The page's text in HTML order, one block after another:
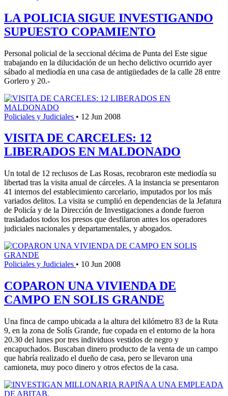
LA POLICIA SIGUE INVESTIGANDO
SUPUESTO COPAMIENTO
Personal policial de la seccional décima de Punta del Este sigue
trabajando en la dilucidación de un hecho delictivo ocurrido ayer
sábado al mediodía en una casa de antigüedades de la calle 28 entre
Gorlero y 20.-
Policiales y Judiciales • 12 Jun 2008
VISITA DE CARCELES: 12
LIBERADOS EN MALDONADO
Un total de 12 reclusos de Las Rosas, recobraron este mediodía su
libertad tras la visita anual de cárceles. A la instancia se presentaron
41 internos del establecimiento carcelario, imputados por los más
variados delitos. La visita se cumplió en dependencias de la Jefatura
de Policía y de la Dirección de Investigaciones a donde fueron
trasladados todos los presos que desfilaron antes los operadores
judiciales nacionales y departamentales, y abogados.
Policiales y Judiciales • 10 Jun 2008
COPARON UNA VIVIENDA DE
CAMPO EN SOLIS GRANDE
Una finca de campo ubicada a la altura del kilómetro 83 de la Ruta
9, en la zona de Solís Grande, fue copada en el entorno de la hora
20.30 del lunes por tres individuos vestidos de negro y
encapuchados. Buscaban dinero producto de la venta de un campo
que habría realizado el dueño de casa, pero se llevaron una
camioneta, muy poco dinero y otros efectos de la casa.